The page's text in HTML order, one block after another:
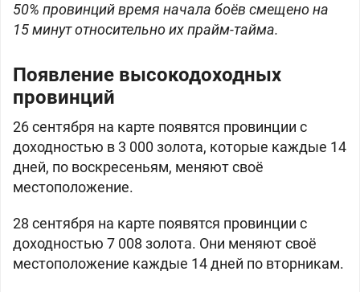
50% провинций время начала боёв смещено на
15 минут относительно их прайм-тайма.
Появление высокодоходных
провинций
26 сентября на карте появятся провинции с
доходностью в 3 000 золота, которые каждые 14
дней, по воскресеньям, меняют своё
местоположение.
28 сентября на карте появятся провинции с
доходностью 7 008 золота. Они меняют своё
местоположение каждые 14 дней по вторникам.